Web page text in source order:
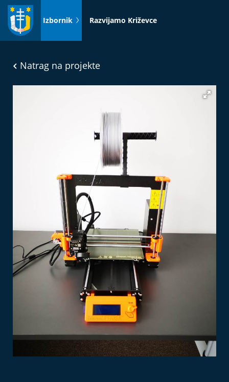
Idi
sadržaj
Izbornik Razvijamo Križevce
Natrag na projekte